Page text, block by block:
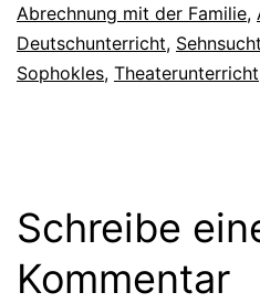
Abrechnung mit der Familie,
Deutschunterricht,
Sophokles, Theaterunterricht
Schreibe
Kommentar